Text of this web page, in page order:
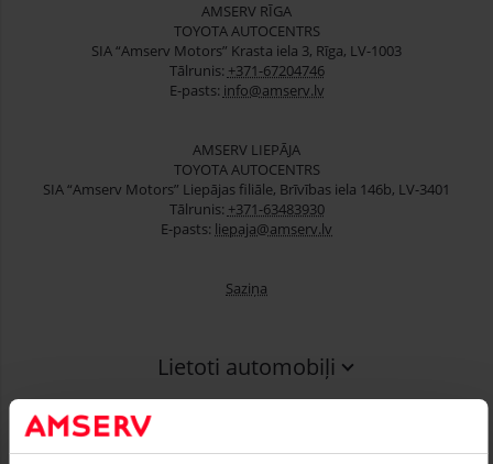
AMSERV RĪGA
TOYOTA AUTOCENTRS
SIA “Amserv Motors” Krasta iela 3, Rīga, LV-1003
Tālrunis: +371-67204746
E-pasts: info@amserv.lv
AMSERV LIEPĀJA
TOYOTA AUTOCENTRS
SIA “Amserv Motors” Liepājas filiāle, Brīvības iela 146b, LV-3401
Tālrunis: +371-63483930
E-pasts: liepaja@amserv.lv
Saziņa
Lietoti automobiļi
Serviss